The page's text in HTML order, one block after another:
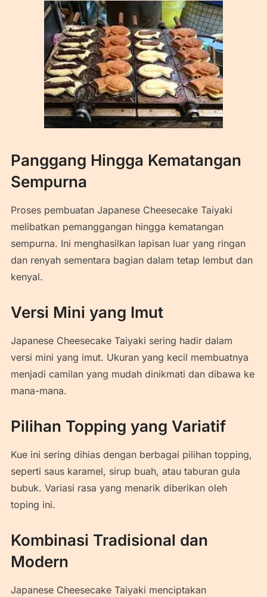
Panggang Hingga Kematangan
Sempurna
Proses pembuatan Japanese Cheesecake Taiyaki
melibatkan pemanggangan hingga kematangan
sempurna. Ini menghasilkan lapisan luar yang ringan
dan renyah sementara bagian dalam tetap lembut dan
kenyal.
Versi Mini yang Imut
Japanese Cheesecake Taiyaki sering hadir dalam
versi mini yang imut. Ukuran yang kecil membuatnya
menjadi camilan yang mudah dinikmati dan dibawa ke
mana-mana.
Pilihan Topping yang Variatif
Kue ini sering dihias dengan berbagai pilihan topping,
seperti saus karamel, sirup buah, atau taburan gula
bubuk. Variasi rasa yang menarik diberikan oleh
toping ini.
Kombinasi Tradisional dan
Modern
Japanese Cheesecake Taiyaki menciptakan